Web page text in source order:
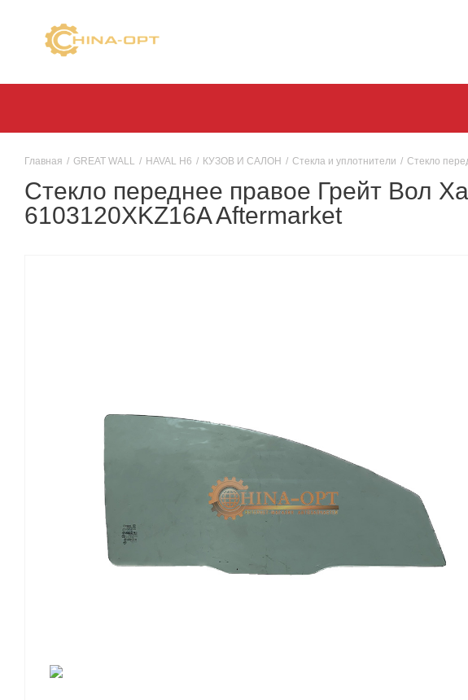
Главная / GREAT WALL / HAVAL H6 / КУЗОВ И САЛОН / Стекла и уплотнители / Стекло
Стекло переднее правое Грейт Вол
6103120XKZ16A Aftermarket